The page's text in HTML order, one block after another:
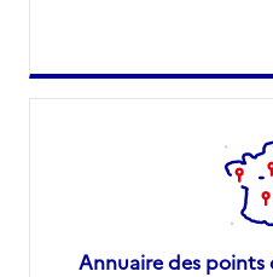
Annuaire des points